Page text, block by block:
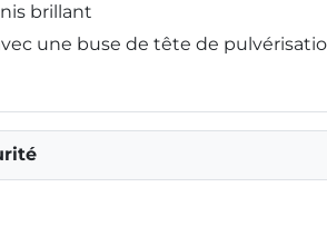
brillant
une buse de tête de